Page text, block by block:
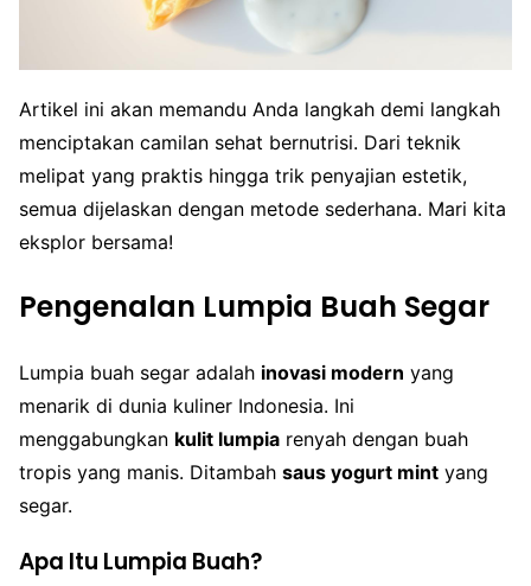
Artikel ini akan memandu Anda langkah demi langkah
menciptakan camilan sehat bernutrisi. Dari teknik
melipat yang praktis hingga trik penyajian estetik,
semua dijelaskan dengan metode sederhana. Mari kita
eksplor bersama!
Pengenalan Lumpia Buah Segar
Lumpia buah segar adalah inovasi modern yang
menarik di dunia kuliner Indonesia. Ini
menggabungkan kulit lumpia renyah dengan buah
tropis yang manis. Ditambah saus yogurt mint yang
segar.
Apa Itu Lumpia Buah?